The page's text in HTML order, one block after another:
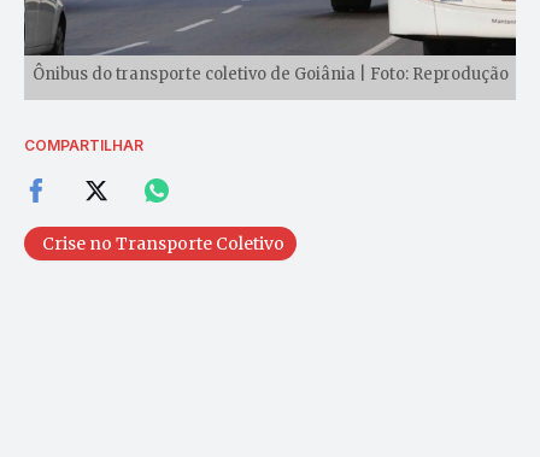
Ônibus do transporte coletivo de Goiânia | Foto: Reprodução
COMPARTILHAR
Crise no Transporte Coletivo